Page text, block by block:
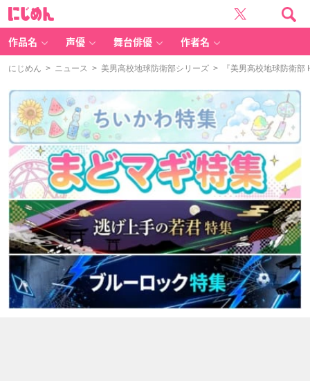
作品名 声優 舞台俳優 作者名
にじめん > ニュース > 美男高校地球防衛部シリーズ > 『美男高校地球防衛部